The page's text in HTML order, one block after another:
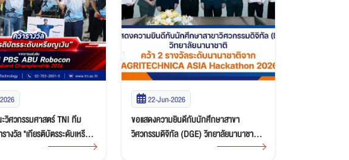
ยินดีกับนักศึกษาสาขา
ล (DGE) วิทยาลัยนานาชาติ
ลระดับนานาชาติจาก
21-May-2026
ขอแสดงความยินดีกับนักศึกษา CE-TNI คว้า
เหรียญทองแดงการแข่งขันกีฬายูโด สะท้อน
ศักยภาพด้านกีฬาและความมุ่งมั่นของ